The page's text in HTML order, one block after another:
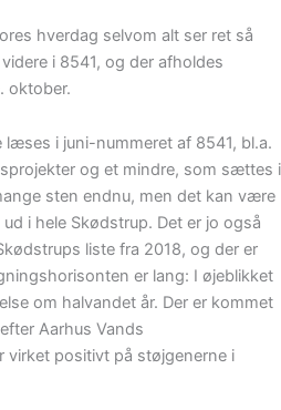
hverdag selvom alt ser ret så
i 8541, og der afholdes
oktober.
i juni-nummeret af 8541, bl.a.
og et mindre, som sættes i
sten endnu, men det kan være
i hele Skødstrup. Det er jo også
liste fra 2018, og der er
er lang: I øjeblikket
om halvandet år. Der er kommet
Aarhus Vands
virket positivt på støjgenerne i